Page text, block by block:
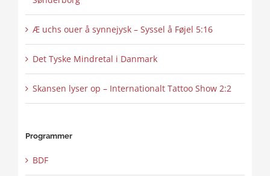
Æ uchs ouer å synnejysk – Syssel å Føjel 5:16
Det Tyske Mindretal i Danmark
Skansen lyser op – Internationalt Tattoo Show 2:2
Programmer
BDF